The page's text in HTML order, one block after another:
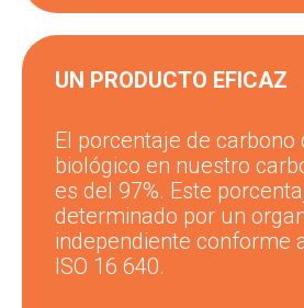
UN PRODUCTO EFICAZ
El porcentaje de carbono
biológico en nuestro
es del 97%. Este
determinado por un
independiente conforme
ISO 16 640.